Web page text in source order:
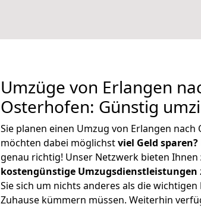
Umzüge von Erlangen
Osterhofen: Günstig
Sie planen einen Umzug von Erlangen
möchten dabei möglichstviel Geld sparen?
genau richtig! Unser Netzwerk bieten Ihnen
kostengünstige Umzugsdienstleistungen
Sie sich um nichts anderes als die
Zuhause kümmern müssen. Weiterhin